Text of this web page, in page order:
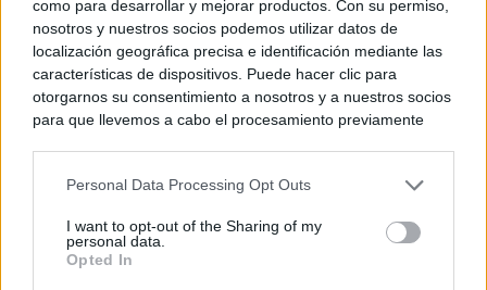
como para desarrollar y mejorar productos. Con su permiso,
nosotros y nuestros socios podemos utilizar datos de
localización geográfica precisa e identificación mediante las
características de dispositivos. Puede hacer clic para
otorgarnos su consentimiento a nosotros y a nuestros socios
para que llevemos a cabo el procesamiento previamente
negar su consentimiento. Tenga en cuenta que algún
de su consentimiento, pero usted tiene el derecho de
rechazar tal procesamiento. Sus preferencias se aplicarán
Personal Data Processing Opt Outs
I want to opt-out of the Sharing of my
personal data.
Opted In